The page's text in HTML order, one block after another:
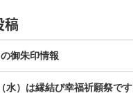
稿
御朱印情報
水）は縁結び幸福祈願祭です